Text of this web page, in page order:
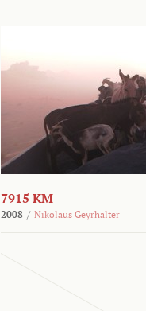
7915 KM
2008 / Nikolaus Geyrhalter